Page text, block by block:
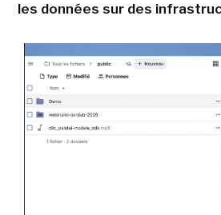
les données sur des